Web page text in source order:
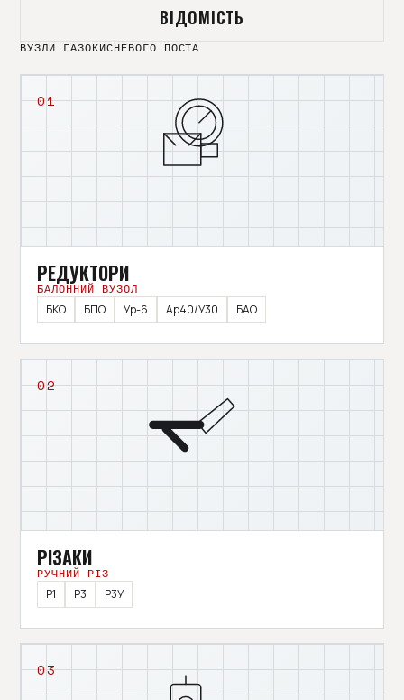
ВІДОМІСТЬ
ВУЗЛИ ГАЗОКИСНЕВОГО ПОСТА
01
РЕДУКТОРИ
БАЛОННИЙ ВУЗОЛ
БКО
БПО Ур-6 Ар40/У30 БАО
02
РІЗАКИ
РУЧНИЙ РІЗ
Р1
Р3 Р3У
03